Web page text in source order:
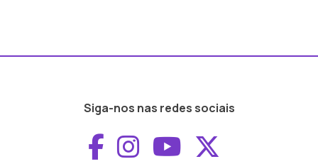
Siga-nos nas redes sociais
Aceder ao
Aceder ao
Aceder ao